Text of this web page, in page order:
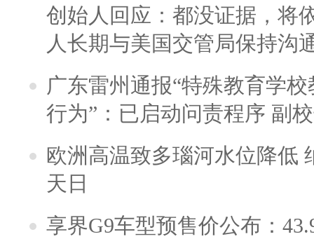
创始人回应：都没证据，将
人长期与美国交管局保持沟
广东雷州通报“特殊教育学
行为”：已启动问责程序 副
欧洲高温致多瑙河水位降低
天日
享界G9车型预售价公布：